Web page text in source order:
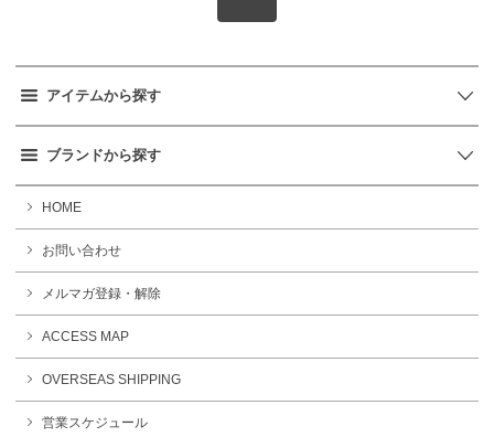
アイテムから探す
ブランドから探す
HOME
お問い合わせ
メルマガ登録・解除
ACCESS MAP
OVERSEAS SHIPPING
営業スケジュール